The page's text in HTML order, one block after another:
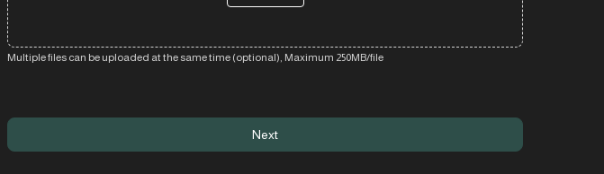
Multiple files can be uploaded at the same time (optional), Maximum 250MB/file
Next